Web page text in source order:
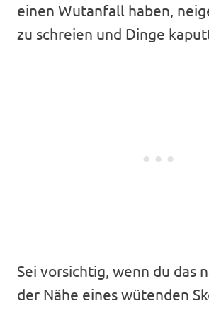
einen Wutanfall haben,
zu schreien und Dinge
Sei vorsichtig, wenn du das
der Nähe eines wütenden